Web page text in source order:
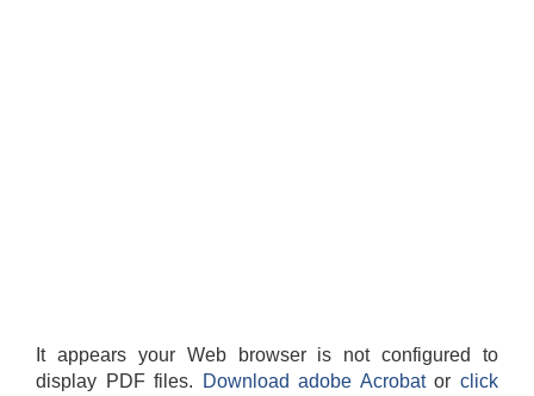
It appears your Web browser is not configured to
display PDF files.
Download adobe Acrobatorclick